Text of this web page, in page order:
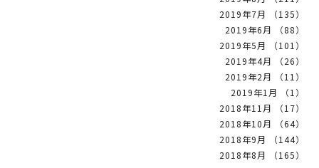
2019年7月 （135）
2019年6月 （88）
2019年5月 （101）
2019年4月 （26）
2019年2月 （11）
2019年1月 （1）
2018年11月 （17）
2018年10月 （64）
2018年9月 （144）
2018年8月 （165）